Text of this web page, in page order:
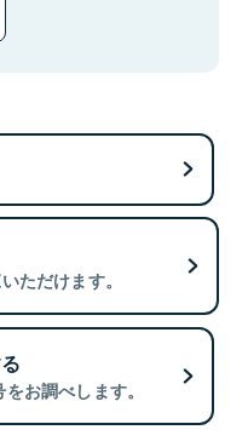
ただけます。
お調べします。